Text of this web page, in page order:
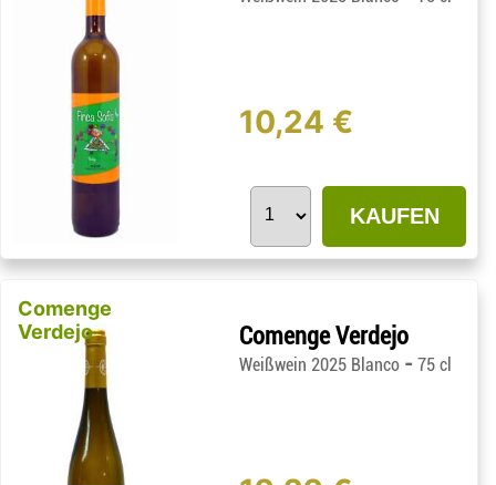
10,24 €
KAUFEN
Comenge
Verdejo
Comenge Verdejo
Weißwein 2025 Blanco -75 cl